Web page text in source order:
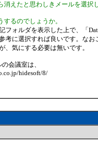
消えたと思わしきメールを選択し
するのでしょうか。
フォルダを表示した上で、「
考に選択すれば良いです。な
、気にする必要は無いです。
会議室は、
hidesoft/8/